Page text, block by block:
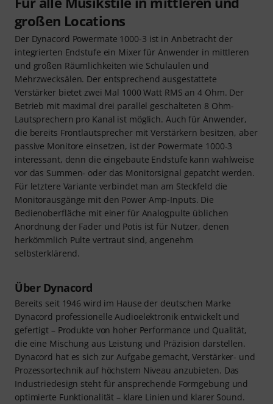
großen Locations
Der Dynacord Powermate 1000-3 ist in Anbetracht der
integrierten Endstufe ein Mixer für Anwender in mittleren
und großen Räumlichkeiten wie Schulaulen und
Mehrzwecksälen. Der entsprechend ausgestattete
Verstärker bietet zwei Mal 1000 Watt RMS an 4 Ohm. Der
Betrieb mit maximal drei parallel geschalteten 8 Ohm-
Lautsprechern pro Kanal ist möglich. Auch für Anwender,
die bereits Frontlautsprecher mit Verstärkern besitzen, aber
passive Monitore einsetzen, ist der Powermate 1000-3
interessant, denn die eingebaute Endstufe kann wahlweise
vor das Summen- oder das Monitorsignal gepatcht werden.
Für letztere Variante verbindet man am Steckfeld die
Monitorausgänge mit den Power Amp-Inputs. Die
Bedienoberfläche mit einer für Analogpulte üblichen
Anordnung der Fader und Potis ist für Nutzer, denen
herkömmlich Pulte vertraut sind, angenehm
selbsterklärend.
Über Dynacord
Bereits seit 1946 wird im Hause der deutschen Marke
Dynacord professionelle Audioelektronik entwickelt und
gefertigt – Produkte von hoher Performance und Qualität,
die eine Mischung aus Leistung und Präzision darstellen.
Dynacord hat es sich zur Aufgabe gemacht, Verstärker- und
Prozessortechnik auf höchstem Niveau anzubieten. Das
Industriedesign steht für ansprechende Formgebung und
optimierte Funktionalität – klare Linien und klarer Sound.